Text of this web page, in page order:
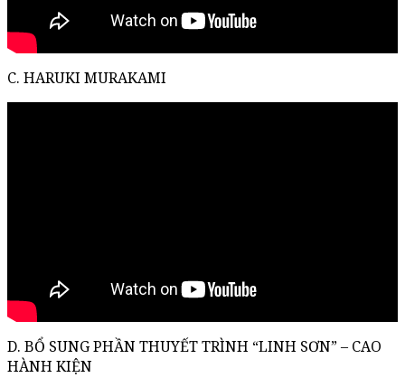
C. HARUKI MURAKAMI
D. BỔ SUNG PHẦN THUYẾT TRÌNH “LINH SƠN” – CAO
HÀNH KIỆN